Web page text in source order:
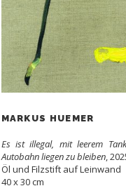
MARKUS HUEMER
Es ist illegal, mit leerem
Autobahn liegen zu bleiben,
Öl und Filzstift auf Leinwand
40 x 30 cm